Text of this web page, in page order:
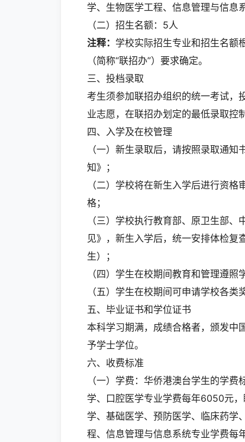
学、生物医学工程、信息管理与信息
（二）招生名额：5人
注释： 学校实际招生专业和招生名额
（简称“联招办”）要求确定。
三、投档录取
考生须参加联招办组织的统一考试，
业志愿，在联招办划定的最低录取控
四、入学及在校管理
（一）新生录取后，请按照录取通
知》；
（二）学校将在新生入学后进行资
格；
（三）学校执行教育部、原卫生部
见》，新生入学后，统一安排体检复
生）；
（四）学生在校期间教育和管理遵照
（五）学生在校期间可申请学校各类
五、毕业证书和学位证书
本科学习期满，成绩合格者，颁发中
予学士学位。
六、收费标准
（一）学费：华侨港澳台学生的学
学、口腔医学专业学费每年6050元
学、基础医学、预防医学、临床药
程、信息管理与信息系统专业学费每